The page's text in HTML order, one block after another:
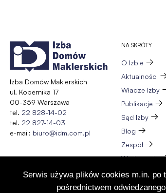
Serwis używa plików cookies m.in. po
pośrednictwem
Izba Domów Maklerskich
ul. Kopernika 17
00-359 Warszawa
tel. 22 828-14-02
tel. 22 827-14-03
e-mail: biuro@idm.com.pl
NA SKRÓTY
O Izbie
Aktualności
Władze Izby
Publikacje
Sąd Izby
Blog
Zespół
Wydarzenia
Członkostwo
Kontakt